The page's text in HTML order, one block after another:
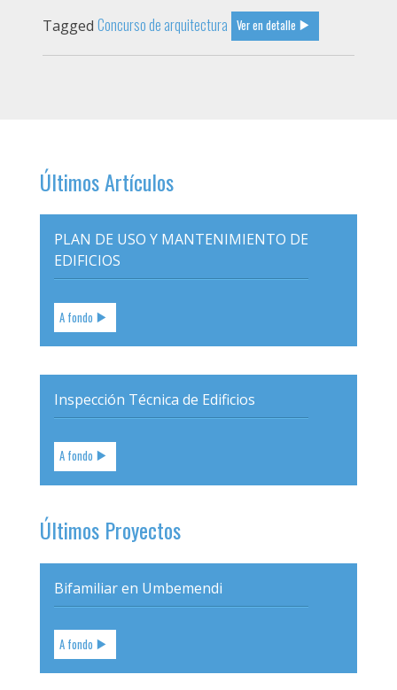
Tagged Concurso de arquitectura Ver en detalle
Últimos Artículos
PLAN DE USO Y MANTENIMIENTO DE
EDIFICIOS
A fondo
Inspección Técnica de Edificios
A fondo
Últimos Proyectos
Bifamiliar en Umbemendi
A fondo